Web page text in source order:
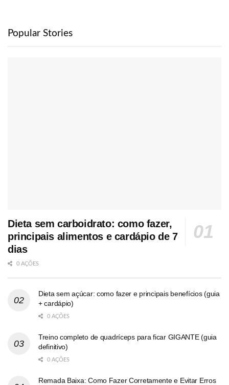
Popular Stories
Dieta sem carboidrato: como fazer,
principais alimentos e cardápio de 7
dias
0 AÇÕES
Dieta sem açúcar: como fazer e principais benefícios (guia
+ cardápio)
0 AÇÕES
Treino completo de quadríceps para ficar GIGANTE (guia
definitivo)
0 AÇÕES
Remada Baixa: Como Fazer Corretamente e Evitar Erros